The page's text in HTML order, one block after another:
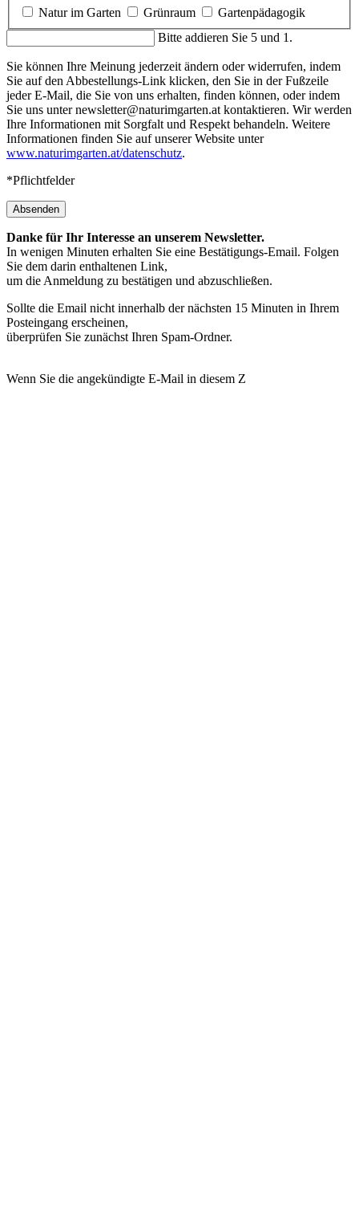
Natur im Garten
Grünraum
Gartenpädagogik
Bitte addieren Sie 5 und 1.
Sie können Ihre Meinung jederzeit ändern oder widerrufen, indem
Sie auf den Abbestellungs-Link klicken, den Sie in der Fußzeile
jeder E-Mail, die Sie von uns erhalten, finden können, oder indem
Sie uns unter newsletter@naturimgarten.at kontaktieren. Wir werden
Ihre Informationen mit Sorgfalt und Respekt behandeln. Weitere
Informationen finden Sie auf unserer Website unter
www.naturimgarten.at/datenschutz.
*Pflichtfelder
Absenden
Danke für Ihr Interesse an unserem Newsletter.
In wenigen Minuten erhalten Sie eine Bestätigungs-Email. Folgen
Sie dem darin enthaltenen Link,
um die Anmeldung zu bestätigen und abzuschließen.
Sollte die Email nicht innerhalb der nächsten 15 Minuten in Ihrem
Posteingang erscheinen,
überprüfen Sie zunächst Ihren Spam-Ordner.
Wenn Sie die angekündigte E-Mail in diesem Z